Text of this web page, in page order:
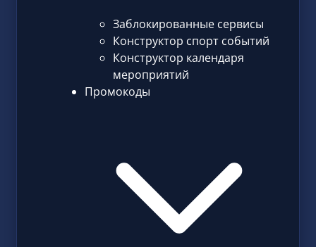
Заблокированные сервисы
Конструктор спорт событий
Конструктор календаря
мероприятий
Промокоды